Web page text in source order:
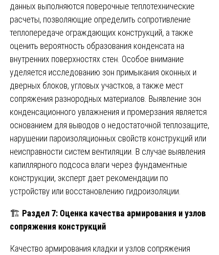
данных выполняются поверочные теплотехнические
расчеты, позволяющие определить сопротивление
теплопередаче ограждающих конструкций, а также
оценить вероятность образования конденсата на
внутренних поверхностях стен. Особое внимание
уделяется исследованию зон примыкания оконных и
дверных блоков, угловых участков, а также мест
сопряжения разнородных материалов. Выявление зон
конденсационного увлажнения и промерзания является
основанием для выводов о недостаточной теплозащите,
нарушении пароизоляционных свойств конструкций или
неисправности систем вентиляции. В случае выявления
капиллярного подсоса влаги через фундаментные
конструкции, эксперт дает рекомендации по
устройству или восстановлению гидроизоляции.
🏗️ Раздел 7: Оценка качества армирования и узлов
сопряжения конструкций
Качество армирования кладки и узлов сопряжения